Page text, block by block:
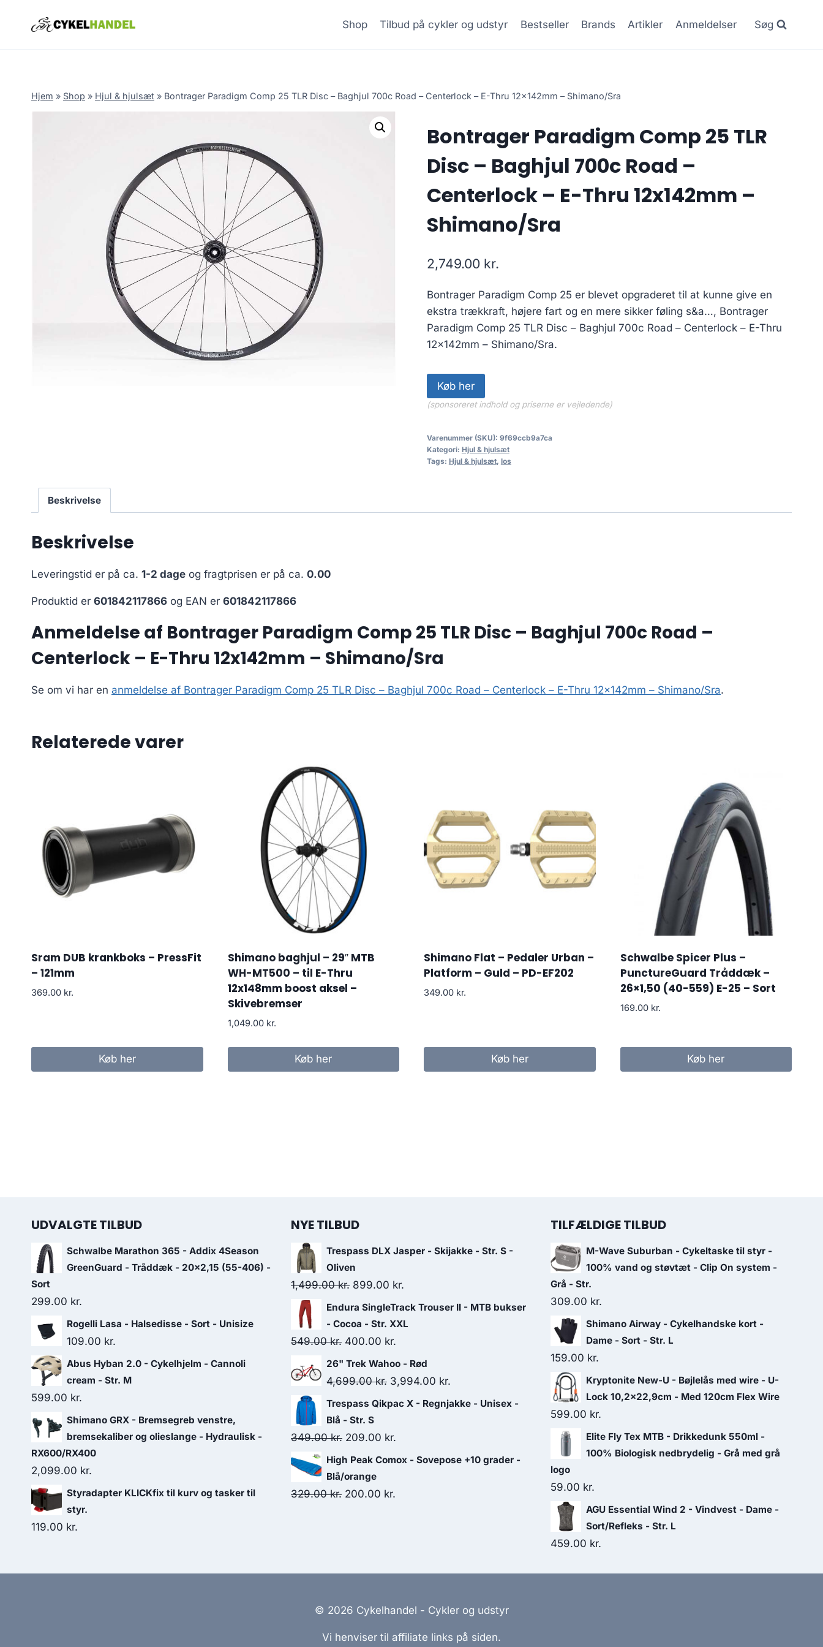
Shop Tilbud på cykler og udstyr Bestseller Brands Artikler Anmeldelser Søg
Hjem » Shop » Hjul & hjulsæt » Bontrager Paradigm Comp 25 TLR Disc – Baghjul 700c Road – Centerlock – E-Thru 12x142mm – Shimano/Sra
Bontrager Paradigm Comp 25 TLR
Disc – Baghjul 700c Road –
Centerlock – E-Thru 12x142mm –
Shimano/Sra
2,749.00 kr.
Bontrager Paradigm Comp 25 er blevet opgraderet til at kunne give en
ekstra trækkraft, højere fart og en mere sikker føling s&a…, Bontrager
Paradigm Comp 25 TLR Disc – Baghjul 700c Road – Centerlock – E-Thru
12x142mm – Shimano/Sra.
Køb her
(sponsoreret indhold og priserne er vejledende)
Varenummer (SKU): 9f69ccb9a7ca
Kategori: Hjul & hjulsæt
Tags: Hjul & hjulsæt, los
Beskrivelse
Beskrivelse
Leveringstid er på ca. 1-2 dage og fragtprisen er på ca. 0.00
Produktid er 601842117866 og EAN er 601842117866
Anmeldelse af Bontrager Paradigm Comp 25 TLR Disc – Baghjul 700c Road –
Centerlock – E-Thru 12x142mm – Shimano/Sra
Se om vi har en anmeldelse af Bontrager Paradigm Comp 25 TLR Disc – Baghjul 700c Road – Centerlock – E-Thru 12x142mm – Shimano/Sra.
Relaterede varer
Sram DUB krankboks – PressFit
– 121mm
369.00 kr.
Køb her
Shimano baghjul – 29″ MTB
WH-MT500 – til E-Thru
12x148mm boost aksel –
Skivebremser
1,049.00 kr.
Køb her
Shimano Flat – Pedaler Urban –
Platform – Guld – PD-EF202
349.00 kr.
Køb her
Schwalbe Spicer Plus –
PunctureGuard Tråddæk –
26×1,50 (40-559) E-25 – Sort
169.00 kr.
Køb her
UDVALGTE TILBUD
Schwalbe Marathon 365 - Addix 4Season
GreenGuard - Tråddæk - 20x2,15 (55-406) -
Sort
299.00 kr.
Rogelli Lasa - Halsedisse - Sort - Unisize
109.00 kr.
Abus Hyban 2.0 - Cykelhjelm - Cannoli
cream - Str. M
599.00 kr.
Shimano GRX - Bremsegreb venstre,
bremsekaliber og olieslange - Hydraulisk -
RX600/RX400
2,099.00 kr.
Styradapter KLICKfix til kurv og tasker til
styr.
119.00 kr.
NYE TILBUD
Trespass DLX Jasper - Skijakke - Str. S -
Oliven
1,499.00kr. Original
price
was:
1,499.00 kr..
899.00 kr.
price
is:
Endura SingleTrack Trouser II - MTB bukser
- Cocoa - Str. XXL
549.00kr. Original
price
was:
400.00 kr.
price
is:
26" Trek Wahoo - Rød
4,699.00kr. Original
price
4,699.00 kr..
3,994.00 kr.
price
Trespass Qikpac X - Regnjakke - Unisex -
Blå - Str. S
349.00kr. Original
price
was:
349.00 kr..
209.00 kr.
price
High Peak Comox - Sovepose +10 grader -
Blå/orange
329.00kr. Original
200.00 kr.
TILFÆLDIGE TILBUD
M-Wave Suburban - Cykeltaske til styr -
100% vand og støvtæt - Clip On system -
Grå - Str.
309.00 kr.
Shimano Airway - Cykelhandske kort -
Dame - Sort - Str. L
159.00 kr.
Kryptonite New-U - Bøjlelås med wire - U-
Lock 10,2x22,9cm - Med 120cm Flex Wire
599.00 kr.
Elite Fly Tex MTB - Drikkedunk 550ml -
100% Biologisk nedbrydelig - Grå med grå
logo
59.00 kr.
AGU Essential Wind 2 - Vindvest - Dame -
Sort/Refleks - Str. L
459.00 kr.
© 2026 Cykelhandel - Cykler og udstyr
Vi henviser til affiliate links på siden.